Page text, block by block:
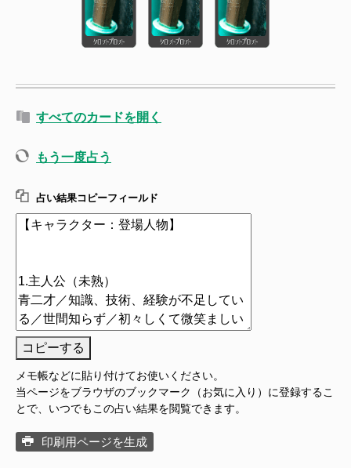
すべてのカードを開く
もう一度占う
占い結果コピーフィールド
コピーする
メモ帳などに貼り付けてお使いください。
当ページをブラウザのブックマーク（お気に入り）に登録するこ
とで、いつでもこの占い結果を閲覧できます。
印刷用ページを生成